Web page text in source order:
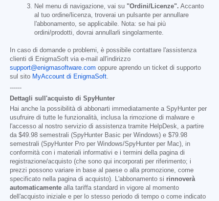
Nel menu di navigazione, vai su "Ordini/Licenze". Accanto
al tuo ordine/licenza, troverai un pulsante per annullare
l'abbonamento, se applicabile. Nota: se hai più
ordini/prodotti, dovrai annullarli singolarmente.
In caso di domande o problemi, è possibile contattare l'assistenza
clienti di EnigmaSoft via e-mail all'indirizzo
support@enigmasoftware.com oppure aprendo un ticket di supporto
sul sito MyAccount di EnigmaSoft.
------
Dettagli sull'acquisto di SpyHunter
Hai anche la possibilità di abbonarti immediatamente a SpyHunter per
usufruire di tutte le funzionalità, inclusa la rimozione di malware e
l'accesso al nostro servizio di assistenza tramite HelpDesk, a partire
da $49.98 semestrali (SpyHunter Basic per Windows) e $79.98
semestrali (SpyHunter Pro per Windows/SpyHunter per Mac), in
conformità con i materiali informativi e i termini della pagina di
registrazione/acquisto (che sono qui incorporati per riferimento; i
prezzi possono variare in base al paese o alla promozione, come
specificato nella pagina di acquisto). L'abbonamento si rinnoverà
automaticamente alla tariffa standard in vigore al momento
dell'acquisto iniziale e per lo stesso periodo di tempo o come indicato